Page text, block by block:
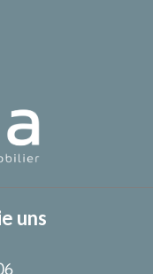
uns